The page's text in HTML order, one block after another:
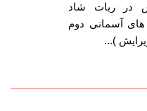
در ربات شاد
آسمانی دوم